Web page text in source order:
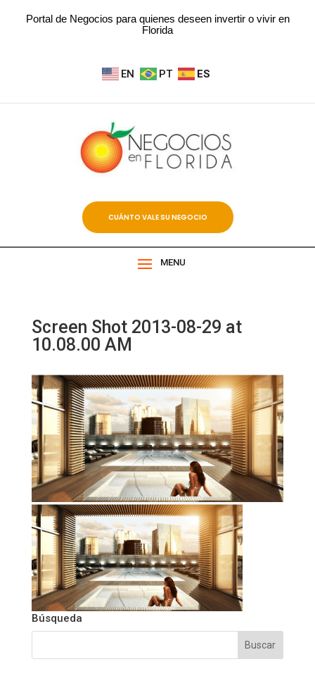
Portal de Negocios para quienes deseen invertir o vivir en
Florida
EN PT ES
CUÁNTO VALE SU NEGOCIO
MENU
Screen Shot 2013-08-29 at
10.08.00 AM
Búsqueda